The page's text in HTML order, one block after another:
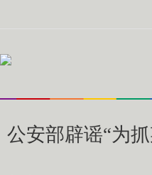
公安部辟谣“为